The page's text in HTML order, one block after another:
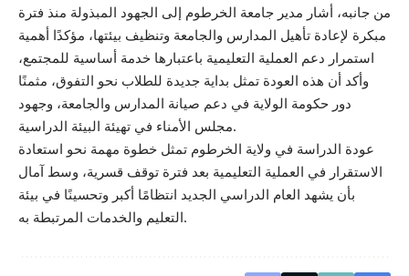
من جانبه، أشار مدير جامعة الخرطوم إلى الجهود المبذولة منذ فترة
مبكرة لإعادة تأهيل المدارس والجامعة وتنظيف بيئتها، مؤكدًا أهمية
استمرار دعم العملية التعليمية باعتبارها خدمة أساسية للمجتمع،
وأكد أن هذه العودة تمثل بداية جديدة للطلاب نحو التفوق، مثمنًا
دور حكومة الولاية في دعم صيانة المدارس والجامعة، وجهود
مجلس الأمناء في تهيئة البيئة الدراسية.
عودة الدراسة في ولاية الخرطوم تمثل خطوة مهمة نحو استعادة
الاستقرار في العملية التعليمية بعد فترة توقف قسرية، وسط آمال
بأن يشهد العام الدراسي الجديد انتظامًا أكبر وتحسينًا في بيئة
التعليم والخدمات المرتبطة به.